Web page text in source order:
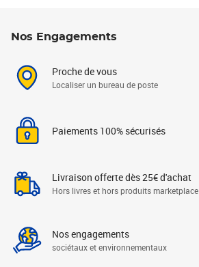
Nos Engagements
Proche de vous
Localiser un bureau de poste
Paiements 100% sécurisés
Livraison offerte dès 25€ d'achat
Hors livres et hors produits marketplace
Nos engagements
sociétaux et environnementaux